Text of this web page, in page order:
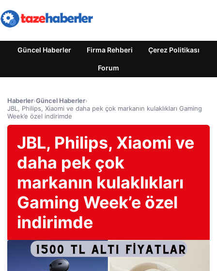
Güncel Haberler Firma Rehberi Çerez Politikası
Forum
Haberler›Güncel Haberler›
JBL, Philips, Xiaomi ve daha pek çok markanın kulaklıkları Gaming
Week’e özel indirimde
JBL, Philips, Xiaomi ve
daha pek çok
markanın kulaklıkları
Gaming Week’e özel
indirimde